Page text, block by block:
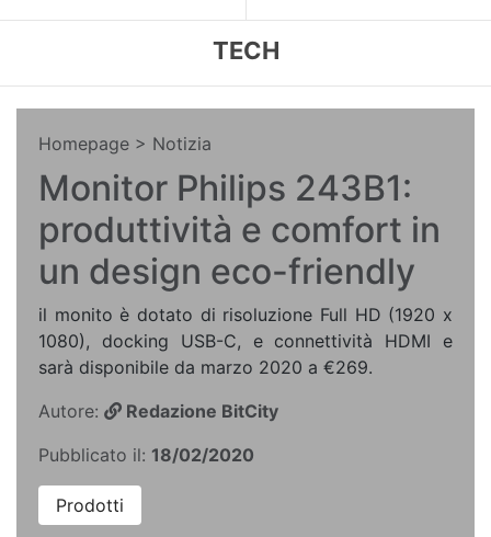
TECH
Homepage > Notizia
Monitor Philips 243B1:
produttività e comfort in
un design eco-friendly
il monito è dotato di risoluzione Full HD (1920 x
1080), docking USB-C, e connettività HDMI e
sarà disponibile da marzo 2020 a €269.
Autore:
Redazione BitCity
Pubblicato il: 18/02/2020
Prodotti